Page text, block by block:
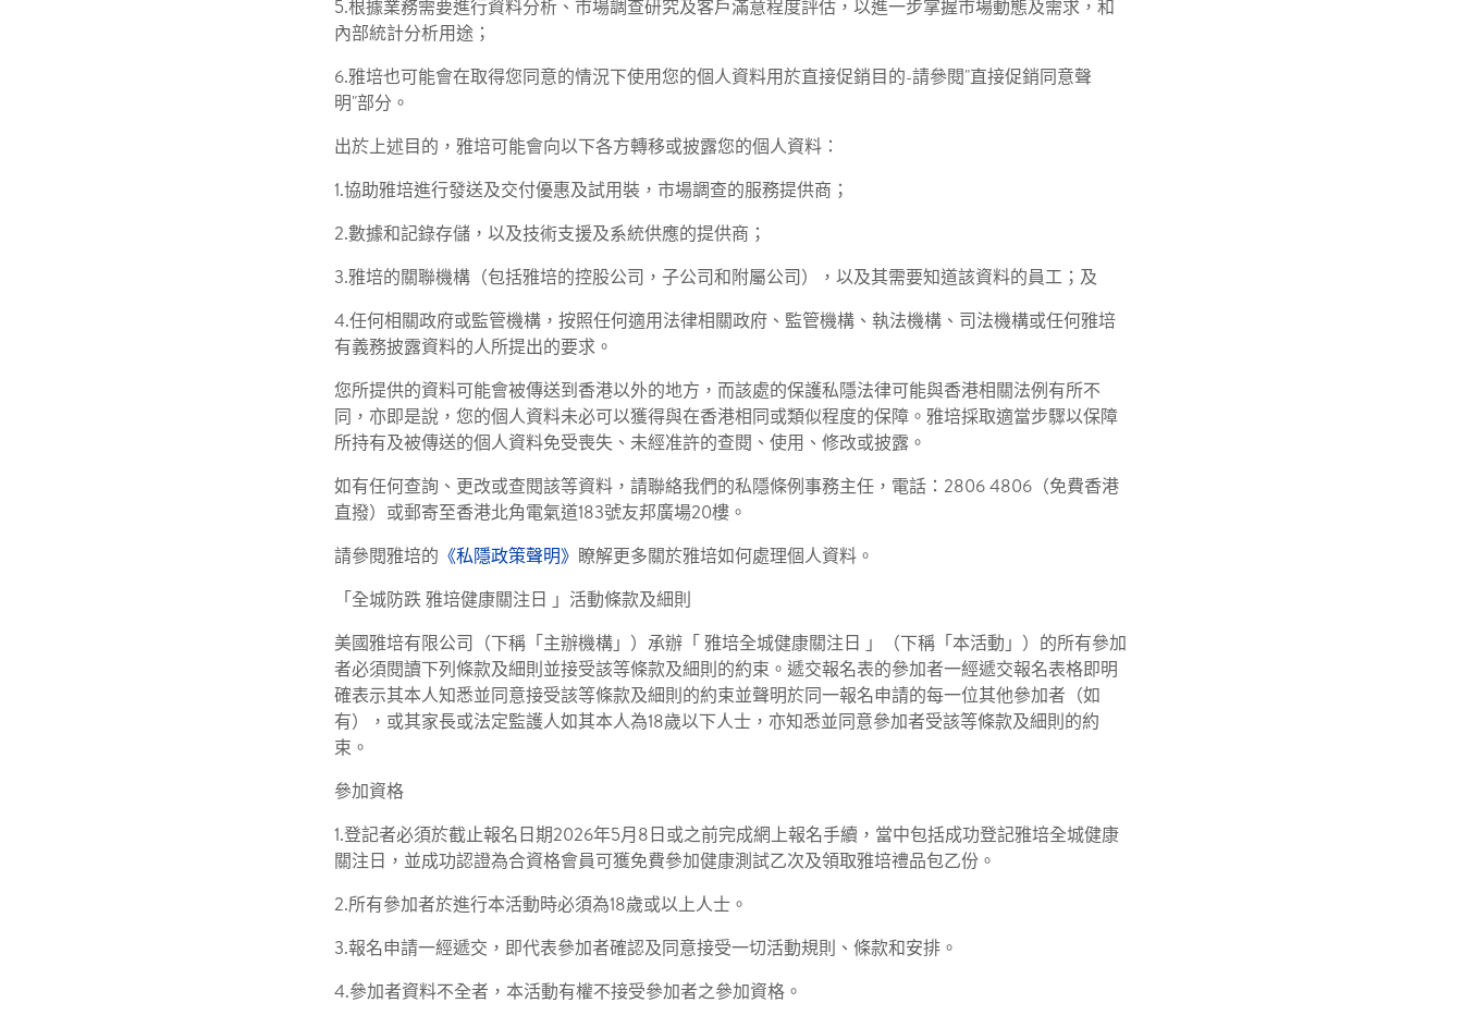
5.根據業務需要進行資料分析、市場調查研究及客戶滿意程度評估，以進一步掌握市場動態及需求，和
內部統計分析用途；
6.雅培也可能會在取得您同意的情況下使用您的個人資料用於直接促銷目的-請參閱"直接促銷同意聲
明"部分。
出於上述目的，雅培可能會向以下各方轉移或披露您的個人資料：
1.協助雅培進行發送及交付優惠及試用裝，市場調查的服務提供商；
2.數據和記錄存儲，以及技術支援及系統供應的提供商；
3.雅培的關聯機構（包括雅培的控股公司，子公司和附屬公司），以及其需要知道該資料的員工；及
4.任何相關政府或監管機構，按照任何適用法律相關政府、監管機構、執法機構、司法機構或任何雅培
有義務披露資料的人所提出的要求。
您所提供的資料可能會被傳送到香港以外的地方，而該處的保護私隱法律可能與香港相關法例有所不
同，亦即是說，您的個人資料未必可以獲得與在香港相同或類似程度的保障。雅培採取適當步驟以保障
所持有及被傳送的個人資料免受喪失、未經准許的查閱、使用、修改或披露。
如有任何查詢、更改或查閱該等資料，請聯絡我們的私隱條例事務主任，電話：2806 4806（免費香港
直撥）或郵寄至香港北角電氣道183號友邦廣場20樓。
請參閱雅培的 《私隱政策聲明》 瞭解更多關於雅培如何處理個人資料。
「全城防跌 雅培健康關注日 」活動條款及細則
美國雅培有限公司（下稱「主辦機構」）承辦「 雅培全城健康關注日 」（下稱「本活動」）的所有參加
者必須閱讀下列條款及細則並接受該等條款及細則的約束。遞交報名表的參加者一經遞交報名表格即明
確表示其本人知悉並同意接受該等條款及細則的約束並聲明於同一報名申請的每一位其他參加者（如
有），或其家長或法定監護人如其本人為18歲以下人士，亦知悉並同意參加者受該等條款及細則的約
束。
參加資格
1.登記者必須於截止報名日期2026年5月8日或之前完成網上報名手續，當中包括成功登記雅培全城健康
關注日，並成功認證為合資格會員可獲免費參加健康測試乙次及領取雅培禮品包乙份。
2.所有參加者於進行本活動時必須為18歲或以上人士。
3.報名申請一經遞交，即代表參加者確認及同意接受一切活動規則、條款和安排。
4.參加者資料不全者，本活動有權不接受參加者之參加資格。